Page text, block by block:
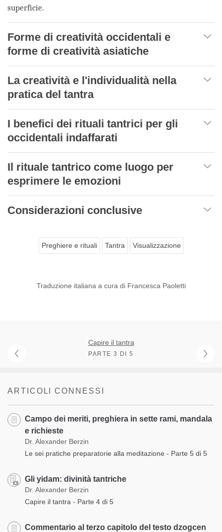
superficie.
Forme di creatività occidentali e
forme di creatività asiatiche
La creatività e l'individualità nella
pratica del tantra
I benefici dei rituali tantrici per gli
occidentali indaffarati
Il rituale tantrico come luogo per
esprimere le emozioni
Considerazioni conclusive
Preghiere e rituali Tantra Visualizzazione
Traduzione italiana a cura di Francesca Paoletti
Capire il tantra
PARTE 3 DI 5
ARTICOLI CONNESSI
Campo dei meriti, preghiera in sette rami, mandala
e richieste
Dr. Alexander Berzin
Le sei pratiche preparatorie alla meditazione - Parte 5 di 5
Gli yidam: divinità tantriche
Dr. Alexander Berzin
Capire il tantra - Parte 4 di 5
Commentario al terzo capitolo del testo dzogcen